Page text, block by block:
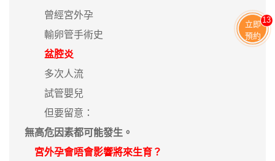
曾經宮外孕
輸卵管手術史
盆腔炎
多次人流
試管嬰兒
但要留意：
無高危因素都可能發生。
宮外孕會唔會影響將來生育？
立即
預約
13